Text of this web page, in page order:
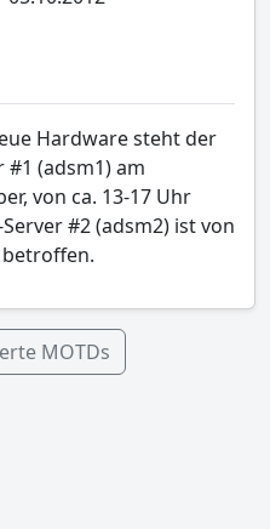
Hardware steht der
#1 (adsm1) am
von ca. 13-17 Uhr
#2 (adsm2) ist von
MOTDs